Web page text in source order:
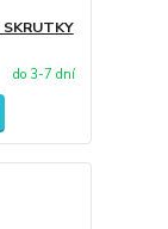
do 3-7 dní